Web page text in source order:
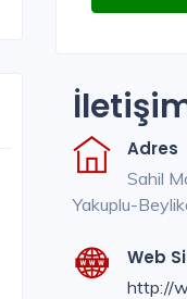
Adres
Sahil
Yakuplu-
Web
http://